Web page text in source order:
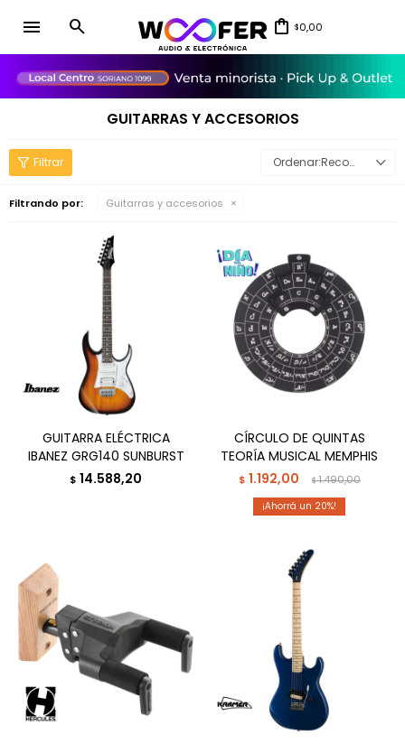
menu $0,00
GUITARRAS Y ACCESORIOS
Recomendados
Filtrando por: Guitarras y accesorios
GUITARRA ELÉCTRICA
IBANEZ GRG140 SUNBURST
$ 14.588,20
CÍRCULO DE QUINTAS
TEORÍA MUSICAL MEMPHIS
$ 1.192,00 $1.490,00
20
close